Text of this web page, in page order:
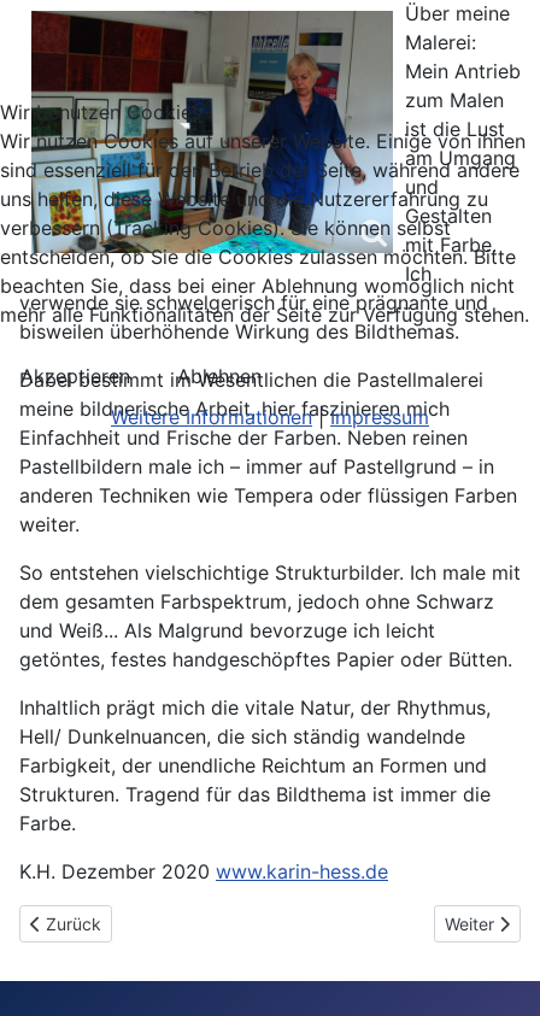
Über meine
Malerei:
Mein Antrieb
zum Malen
ist die Lust
am Umgang
und
Gestalten
mit Farbe.
Ich
verwende sie schwelgerisch für eine prägnante und
bisweilen überhöhende Wirkung des Bildthemas.
Dabei bestimmt im Wesentlichen die Pastellmalerei
meine bildnerische Arbeit, hier faszinieren mich
Einfachheit und Frische der Farben. Neben reinen
Pastellbildern male ich – immer auf Pastellgrund – in
anderen Techniken wie Tempera oder flüssigen Farben
weiter.
So entstehen vielschichtige Strukturbilder. Ich male mit
dem gesamten Farbspektrum, jedoch ohne Schwarz
und Weiß... Als Malgrund bevorzuge ich leicht
getöntes, festes handgeschöpftes Papier oder Bütten.
Inhaltlich prägt mich die vitale Natur, der Rhythmus,
Hell/ Dunkelnuancen, die sich ständig wandelnde
Farbigkeit, der unendliche Reichtum an Formen und
Strukturen. Tragend für das Bildthema ist immer die
Farbe.
K.H. Dezember 2020 www.karin-hess.de
Vorheriger Beitrag: Bernd Langer
Zurück Nächster
Weiter
Wir benutzen Cookies
Wir nutzen Cookies auf unserer Website. Einige von ihnen
sind essenziell für den Betrieb der Seite, während andere
uns helfen, diese Website und die Nutzererfahrung zu
verbessern (Tracking Cookies). Sie können selbst
entscheiden, ob Sie die Cookies zulassen möchten. Bitte
beachten Sie, dass bei einer Ablehnung womöglich nicht
mehr alle Funktionalitäten der Seite zur Verfügung stehen.
Akzeptieren
Ablehnen
Weitere Informationen|Impressum